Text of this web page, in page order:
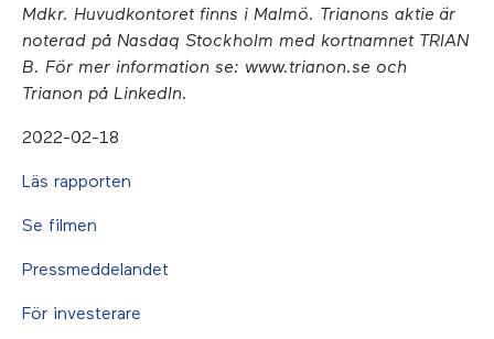
Mdkr. Huvudkontoret finns i Malmö. Trianons aktie är
noterad på Nasdaq Stockholm med kortnamnet TRIAN
B. För mer information se: www.trianon.se och
Trianon på LinkedIn.
2022-02-18
Läs rapporten
Se filmen
Pressmeddelandet
För investerare